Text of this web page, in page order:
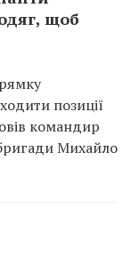
щоб
позиції
командир
Михайло